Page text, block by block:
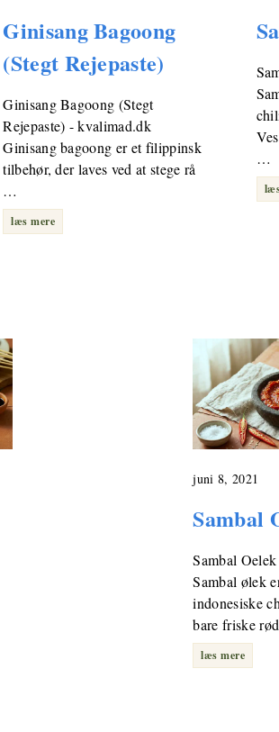
Ginisang Bagoong
(Stegt Rejepaste)
Ginisang Bagoong (Stegt
Rejepaste) - kvalimad.dk
Ginisang bagoong er et filippinsk
tilbehør, der laves ved at stege rå
…
læs mere
…
juni 8, 2021
Sambal
Sambal
Sambal ølek
indonesiske
bare friske
læs mere